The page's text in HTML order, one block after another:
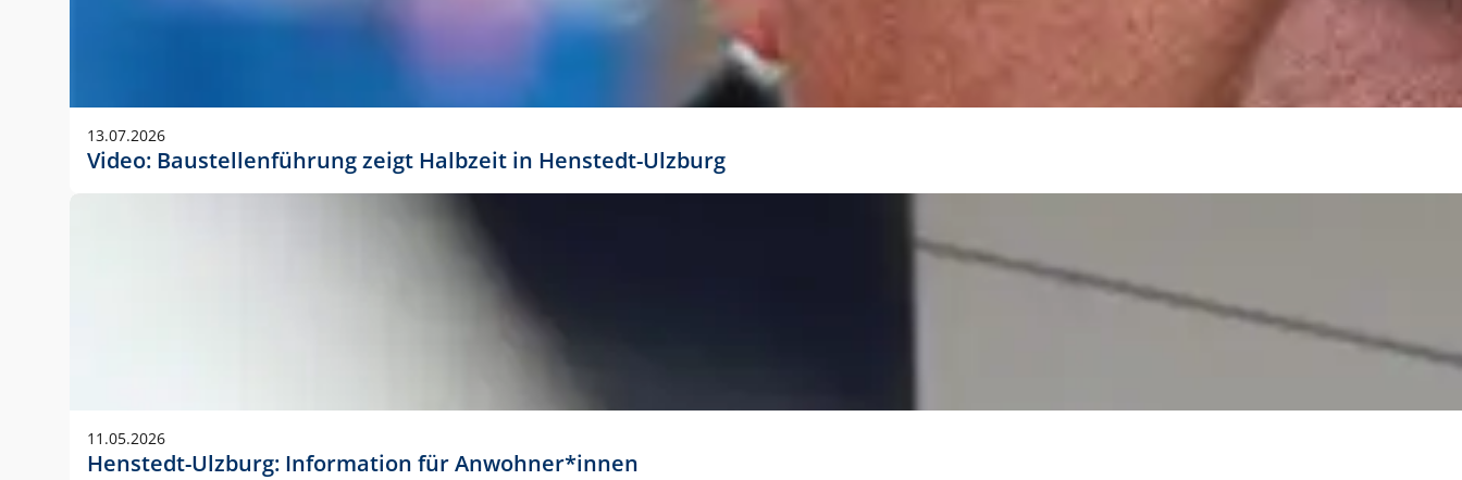
13.07.2026
Video: Baustellenführung zeigt Halbzeit in Henstedt-Ulzburg
11.05.2026
Henstedt-Ulzburg: Information für Anwohner*innen